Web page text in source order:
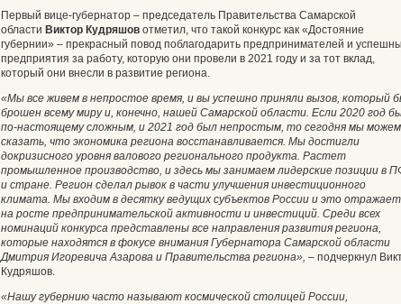
Первый вице-губернатор – председатель Правительства Самарской
области Виктор Кудряшов отметил, что такой конкурс как «Достояние
губернии» – прекрасный повод поблагодарить предпринимателей и
предприятия за работу, которую они провели в 2021 году и за тот вклад,
который они внесли в развитие региона.
«Мы все живем в непростое время, и вы успешно приняли вызов, который
брошен всему миру и, конечно, нашей Самарской области. Если 2020 год
по-настоящему сложным, и 2021 год был непростым, то сегодня мы можем
сказать, что экономика региона восстанавливается. Мы достигли
докризисного уровня валового регионального продукта. Растет
промышленное производство, и здесь мы занимаем лидерские позиции в
и стране. Регион сделал рывок в части улучшения инвестиционного
климата. Мы входим в десятку ведущих субъектов России и это
на росте предпринимательской активности и инвестиций. Среди всех
номинаций конкурса представлены все направления развития региона,
которые находятся в фокусе внимания Губернатора Самарской области
Дмитрия Игоревича Азарова и Правительства региона», – подчеркнул
Кудряшов.
«Нашу губернию часто называют космической столицей России,